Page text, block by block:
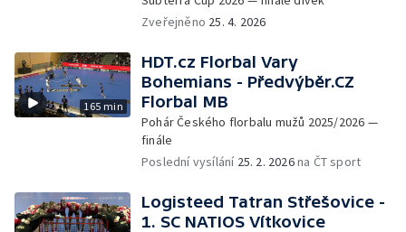
Zveřejněno 25. 4. 2026
165 min
HDT.cz Florbal Vary
Bohemians - Předvýběr.CZ
Florbal MB
Pohár Českého florbalu mužů 2025/2026 —
finále
Poslední vysílání 25. 2. 2026na ČT sport
Logisteed Tatran Střešovice -
1. SC NATIOS Vítkovice